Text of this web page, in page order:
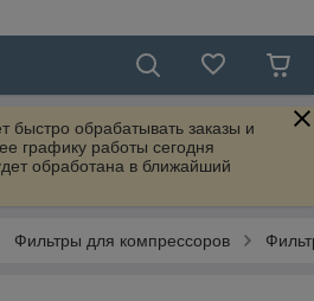
быстро обрабатывать заказы и
графику работы сегодня
обработана в ближайший
Фильтры для компрессоров